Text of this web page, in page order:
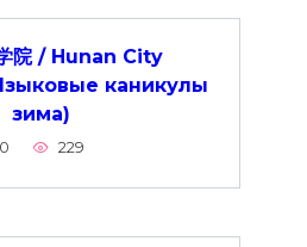
院 / Hunan City
каникулы
зима)
0 229